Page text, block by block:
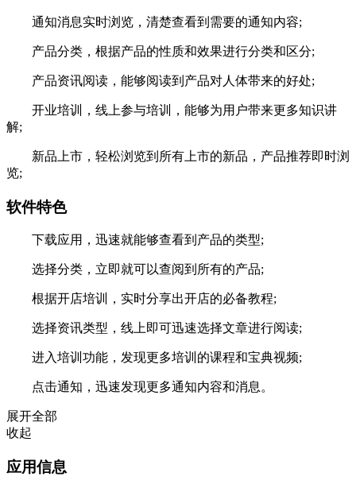
通知消息实时浏览，清楚查看到需要的通知内容;
产品分类，根据产品的性质和效果进行分类和区分;
产品资讯阅读，能够阅读到产品对人体带来的好处;
开业培训，线上参与培训，能够为用户带来更多知识讲
解;
新品上市，轻松浏览到所有上市的新品，产品推荐即时浏
览;
软件特色
下载应用，迅速就能够查看到产品的类型;
选择分类，立即就可以查阅到所有的产品;
根据开店培训，实时分享出开店的必备教程;
选择资讯类型，线上即可迅速选择文章进行阅读;
进入培训功能，发现更多培训的课程和宝典视频;
点击通知，迅速发现更多通知内容和消息。
展开全部
收起
应用信息